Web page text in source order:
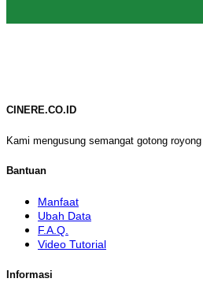
CINERE.CO.ID
Kami mengusung semangat gotong
Bantuan
Manfaat
Ubah Data
F.A.Q.
Video Tutorial
Informasi